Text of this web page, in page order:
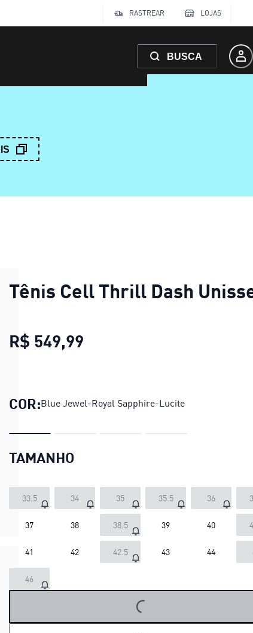
RASTREAR LOJAS
BUSCA
Tênis Cell Thrill Dash
R$ 549,99
COR:Blue Jewel-Royal Sapphire-Lucite
TAMANHO
33.5 34 35 35.5 36
37 38 38.5 39 40
41 42 42.5 43 44
46
LOADING...